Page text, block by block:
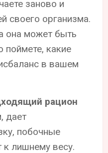
заново и
своего организма.
она может быть
поймете, какие
в вашем
рацион
дает
побочные
лишнему весу.